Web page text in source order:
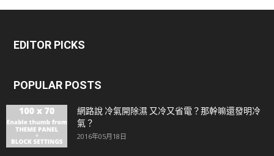
EDITOR PICKS
POPULAR POSTS
網路說 冷氣開除濕 又冷又省電？那幹嘛還發明冷
氣？
2016年05月18日